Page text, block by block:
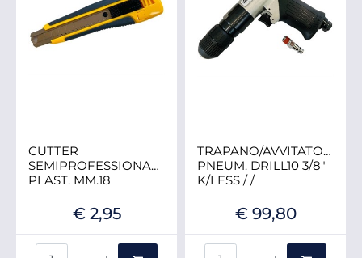
CUTTER
SEMIPROFESSIONALE
PLAST. MM.18
€ 2,95
TRAPANO/AVVITATORE
PNEUM. DRILL10 3/8"
K/LESS / /
€ 99,80